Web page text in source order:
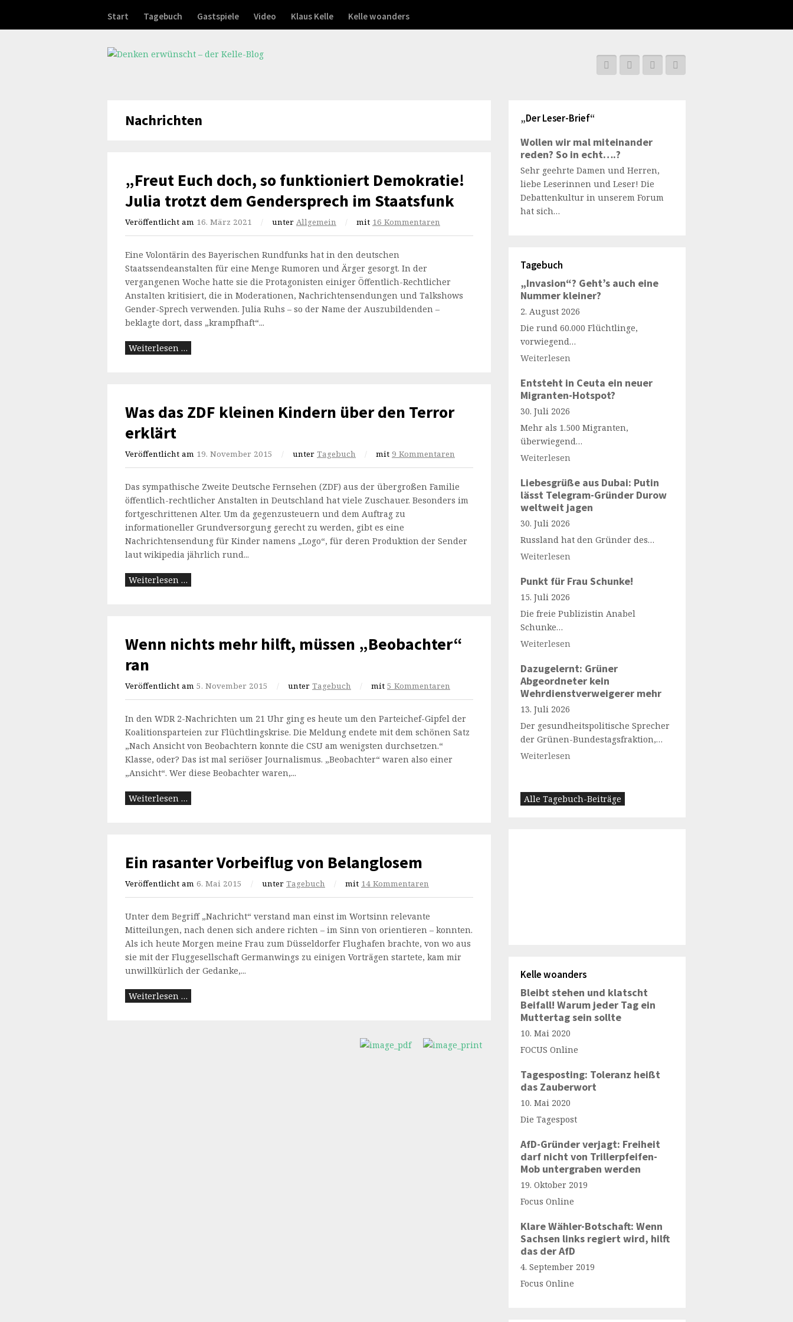
Start Tagebuch Gastspiele Video Klaus Kelle Kelle woanders
Nachrichten
„Freut Euch doch, so funktioniert Demokratie!
Julia trotzt dem Gendersprech im Staatsfunk
Veröffentlicht am 16. März 2021 / unter Allgemein / mit 16 Kommentaren
Eine Volontärin des Bayerischen Rundfunks hat in den deutschen
Staatssendeanstalten für eine Menge Rumoren und Ärger gesorgt. In der
vergangenen Woche hatte sie die Protagonisten einiger Öffentlich-Rechtlicher
Anstalten kritisiert, die in Moderationen, Nachrichtensendungen und Talkshows
Gender-Sprech verwenden. Julia Ruhs – so der Name der Auszubildenden –
beklagte dort, dass „krampfhaft“...
Weiterlesen …
Was das ZDF kleinen Kindern über den Terror
erklärt
Veröffentlicht am 19. November 2015 / unter Tagebuch / mit 9 Kommentaren
Das sympathische Zweite Deutsche Fernsehen (ZDF) aus der übergroßen Familie
öffentlich-rechtlicher Anstalten in Deutschland hat viele Zuschauer. Besonders im
fortgeschrittenen Alter. Um da gegenzusteuern und dem Auftrag zu
informationeller Grundversorgung gerecht zu werden, gibt es eine
Nachrichtensendung für Kinder namens „Logo“, für deren Produktion der Sender
laut wikipedia jährlich rund...
Weiterlesen …
Wenn nichts mehr hilft, müssen „Beobachter“
ran
Veröffentlicht am 5. November 2015 / unter Tagebuch / mit 5 Kommentaren
In den WDR 2-Nachrichten um 21 Uhr ging es heute um den Parteichef-Gipfel der
Koalitionsparteien zur Flüchtlingskrise. Die Meldung endete mit dem schönen Satz
„Nach Ansicht von Beobachtern konnte die CSU am wenigsten durchsetzen.“
Klasse, oder? Das ist mal seriöser Journalismus. „Beobachter“ waren also einer
„Ansicht“. Wer diese Beobachter waren,...
Weiterlesen …
Ein rasanter Vorbeiflug von Belanglosem
Veröffentlicht am 6. Mai 2015 / unter Tagebuch / mit 14 Kommentaren
Unter dem Begriff „Nachricht“ verstand man einst im Wortsinn relevante
Mitteilungen, nach denen sich andere richten – im Sinn von orientieren – konnten.
Als ich heute Morgen meine Frau zum Düsseldorfer Flughafen brachte, von wo aus
sie mit der Fluggesellschaft Germanwings zu einigen Vorträgen startete, kam mir
unwillkürlich der Gedanke,...
Weiterlesen …
„Der Leser-Brief“
Wollen wir mal miteinander
reden? So in echt….?
Sehr geehrte Damen und Herren,
liebe Leserinnen und Leser! Die
Debattenkultur in unserem Forum
hat sich…
Tagebuch
„Invasion“? Geht’s auch eine
Nummer kleiner?
2. August 2026
Die rund 60.000 Flüchtlinge,
vorwiegend…
Weiterlesen
Entsteht in Ceuta ein neuer
Migranten-Hotspot?
30. Juli 2026
Mehr als 1.500 Migranten,
überwiegend…
Weiterlesen
Liebesgrüße aus Dubai: Putin
lässt Telegram-Gründer Durow
weltweit jagen
30. Juli 2026
Russland hat den Gründer des…
Weiterlesen
Punkt für Frau Schunke!
15. Juli 2026
Die freie Publizistin Anabel
Schunke…
Weiterlesen
Dazugelernt: Grüner
Abgeordneter kein
Wehrdienstverweigerer mehr
13. Juli 2026
Der gesundheitspolitische Sprecher
der Grünen-Bundestagsfraktion,…
Weiterlesen
Alle Tagebuch-Beiträge
Kelle woanders
Bleibt stehen und klatscht
Beifall! Warum jeder Tag ein
Muttertag sein sollte
10. Mai 2020
FOCUS Online
Tagesposting: Toleranz heißt
das Zauberwort
10. Mai 2020
Die Tagespost
AfD-Gründer verjagt: Freiheit
darf nicht von Trillerpfeifen-
Mob untergraben werden
19. Oktober 2019
Focus Online
Klare Wähler-Botschaft: Wenn
Sachsen links regiert wird, hilft
das der AfD
4. September 2019
Focus Online